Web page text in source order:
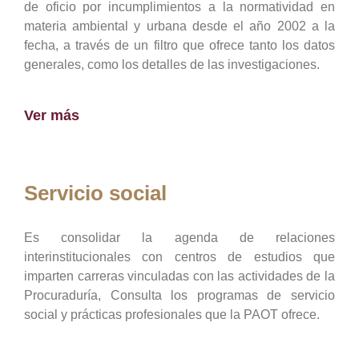
de oficio por incumplimientos a la normatividad en
materia ambiental y urbana desde el año 2002 a la
fecha, a través de un filtro que ofrece tanto los datos
generales, como los detalles de las investigaciones.
Ver más
Servicio social
Es consolidar la agenda de relaciones
interinstitucionales con centros de estudios que
imparten carreras vinculadas con las actividades de la
Procuraduría, Consulta los programas de servicio
social y prácticas profesionales que la PAOT ofrece.